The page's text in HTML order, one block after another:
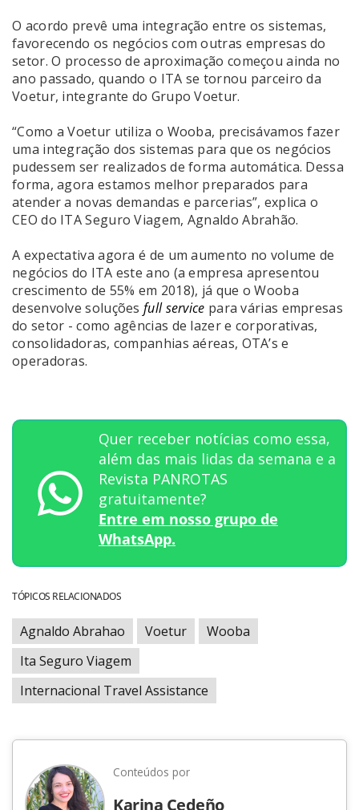
O acordo prevê uma integração entre os sistemas,
favorecendo os negócios com outras empresas do
setor. O processo de aproximação começou ainda no
ano passado, quando o ITA se tornou parceiro da
Voetur, integrante do Grupo Voetur.
“Como a Voetur utiliza o Wooba, precisávamos fazer
uma integração dos sistemas para que os negócios
pudessem ser realizados de forma automática. Dessa
forma, agora estamos melhor preparados para
atender a novas demandas e parcerias”, explica o
CEO do ITA Seguro Viagem, Agnaldo Abrahão.
A expectativa agora é de um aumento no volume de
negócios do ITA este ano (a empresa apresentou
crescimento de 55% em 2018), já que o Wooba
desenvolve soluçõesfull service para várias empresas
do setor - como agências de lazer e corporativas,
consolidadoras, companhias aéreas, OTA’s e
operadoras.
Quer receber notícias como essa,
além das mais lidas da semana e a
Revista PANROTAS
gratuitamente?
Entre em nosso grupo de
WhatsApp.
TÓPICOS RELACIONADOS
Agnaldo Abrahao Voetur
Wooba
Ita Seguro Viagem
Internacional Travel Assistance
Conteúdos por
Karina Cedeño